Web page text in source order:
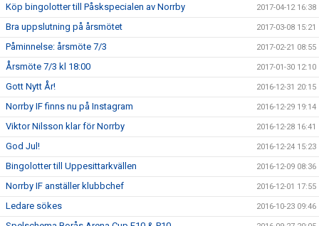
Köp bingolotter till Påskspecialen av Norrby 2017-04-12 16:38
Bra uppslutning på årsmötet 2017-03-08 15:21
Påminnelse: årsmöte 7/3 2017-02-21 08:55
Årsmöte 7/3 kl 18:00 2017-01-30 12:10
Gott Nytt År! 2016-12-31 20:15
Norrby IF finns nu på Instagram 2016-12-29 19:14
Viktor Nilsson klar för Norrby 2016-12-28 16:41
God Jul! 2016-12-24 15:23
Bingolotter till Uppesittarkvällen 2016-12-09 08:36
Norrby IF anställer klubbchef 2016-12-01 17:55
Ledare sökes 2016-10-23 09:46